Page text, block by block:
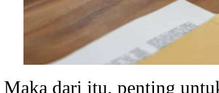
Maka dari itu, penting